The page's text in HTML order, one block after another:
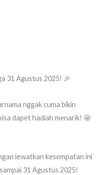
31 Agustus 2025! 🎉
nggak cuma bikin
dapet hadiah menarik! 🤩
lewatkan kesempatan ini
31 Agustus 2025!